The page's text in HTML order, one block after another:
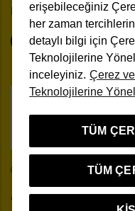
Bizi Takip Edin
Çerez
© 2026 Beymen Tüm Hakları Saklıdır
erişebileceğiniz
her zaman
detaylı bilgi için
Teknolojilerine
inceleyiniz. Çerez
Teknolojilerine
TÜM
TÜM